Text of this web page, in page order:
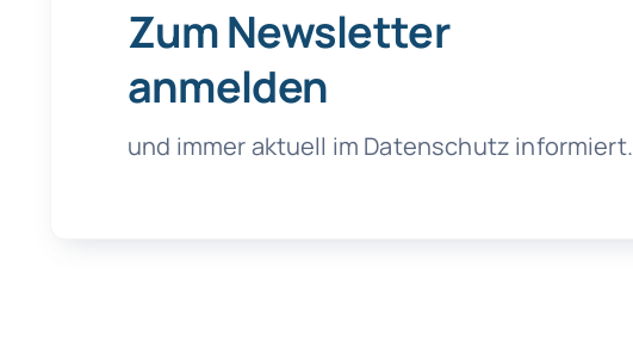
Zum Newsletter
anmelden
und immer aktuell im Datenschutz informiert.